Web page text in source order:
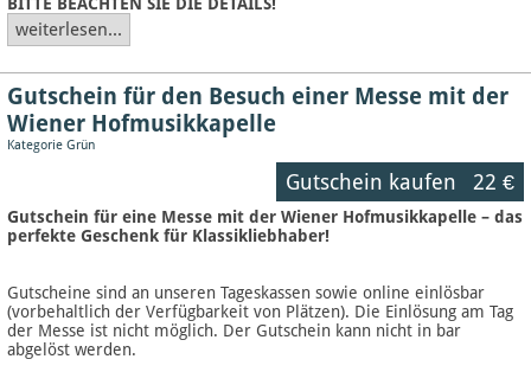
weiterlesen...
Gutschein für den Besuch einer Messe mit der
Wiener Hofmusikkapelle
Kategorie Grün
Gutschein kaufen 22 €
Gutschein für eine Messe mit der Wiener Hofmusikkapelle – das
perfekte Geschenk für Klassikliebhaber!
Gutscheine sind an unseren Tageskassen sowie online einlösbar
(vorbehaltlich der Verfügbarkeit von Plätzen). Die Einlösung am Tag
der Messe ist nicht möglich. Der Gutschein kann nicht in bar
abgelöst werden.